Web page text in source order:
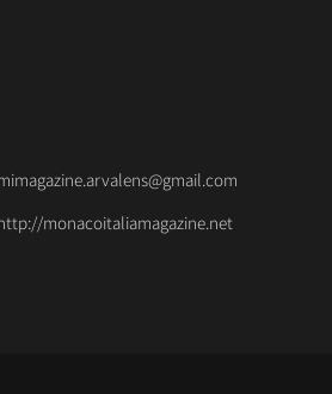
monacoitaliamagazine.net